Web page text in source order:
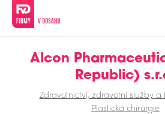
Alcon
Republic)
Zdravotnictví, zdravotní služby a
Plastická chirurgie